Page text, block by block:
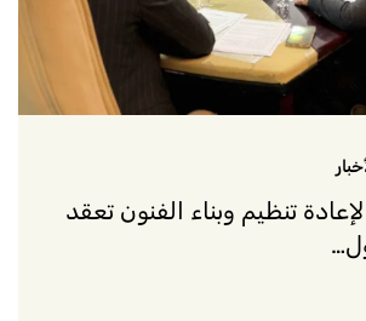
لإعادة تنظيم وبناء الفنون تعقد